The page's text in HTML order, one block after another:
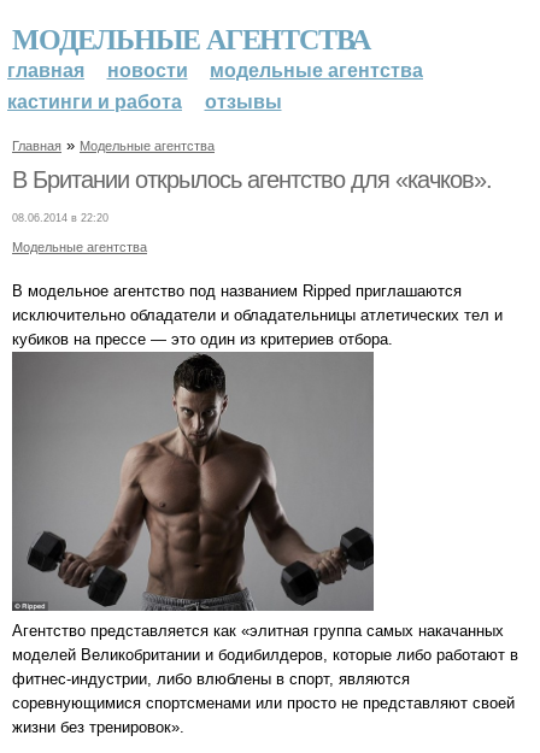
МОДЕЛЬНЫЕ АГЕНТСТВА
главная новости
модельные агентства
кастинги и работа
отзывы
Главная » Модельные агентства
В Британии открылось агентство для «качков».
08.06.2014 в 22:20
Модельные агентства
В модельное агентство под названием Ripped приглашаются
исключительно обладатели и обладательницы атлетических тел и
кубиков на прессе — это один из критериев отбора.
Агентство представляется как «элитная группа самых накачанных
моделей Великобритании и бодибилдеров, которые либо работают в
фитнес-индустрии, либо влюблены в спорт, являются
соревнующимися спортсменами или просто не представляют своей
жизни без тренировок».